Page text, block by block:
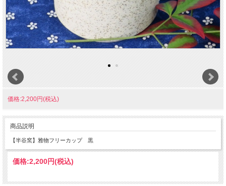
価格:2,200円(税込)
商品説明
【半谷窯】雅物フリーカップ 黒
価格:2,200円(税込)